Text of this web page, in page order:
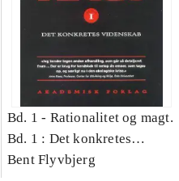
Bd. 1 - Rationalitet og magt.
Bd. 1 : Det konkretes
videnskab
Bent Flyvbjerg